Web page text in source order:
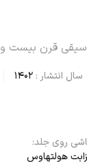
قرن بیست
سال انتشار : 1402
روی جلد:
هولتهاوس